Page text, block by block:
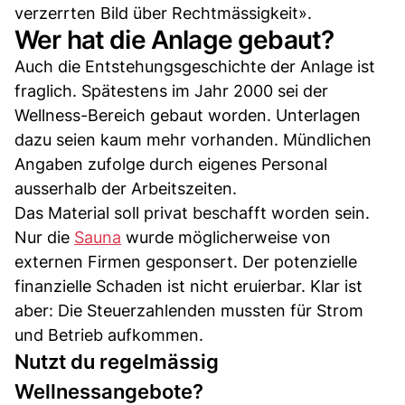
verzerrten Bild über Rechtmässigkeit».
Wer hat die Anlage gebaut?
Auch die Entstehungsgeschichte der Anlage ist
fraglich. Spätestens im Jahr 2000 sei der
Wellness-Bereich gebaut worden. Unterlagen
dazu seien kaum mehr vorhanden. Mündlichen
Angaben zufolge durch eigenes Personal
ausserhalb der Arbeitszeiten.
Das Material soll privat beschafft worden sein.
Nur die Sauna wurde möglicherweise von
externen Firmen gesponsert. Der potenzielle
finanzielle Schaden ist nicht eruierbar. Klar ist
aber: Die Steuerzahlenden mussten für Strom
und Betrieb aufkommen.
Nutzt du regelmässig
Wellnessangebote?